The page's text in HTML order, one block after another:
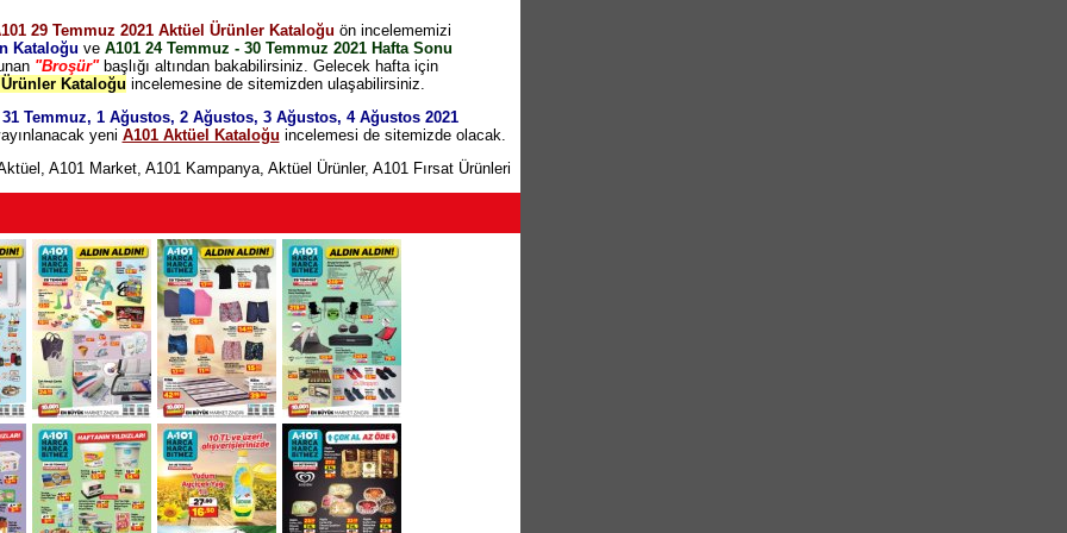
TL
TL
Yatak 249,95 TL
TL
TL
TL
TL
ve üzeri alışverişlerde geçerlidir)
TL (10 TL ve üzeri alışverişlerde geçerlidir)
29 Temmuz 2021 Aktüel Ürünler Kataloğu ön incelememizi
Kataloğu ve A101 24 Temmuz - 30 Temmuz 2021 Hafta Sonu
"Broşür"başlığı altından bakabilirsiniz. Gelecek hafta için
Kataloğu incelemesine de sitemizden ulaşabilirsiniz.
Temmuz, 1 Ağustos, 2 Ağustos, 3 Ağustos, 4 Ağustos 2021
yeni A101 Aktüel Kataloğu incelemesi de sitemizde olacak.
A101 Market, A101 Kampanya, Aktüel Ürünler, A101 Fırsat Ürünleri